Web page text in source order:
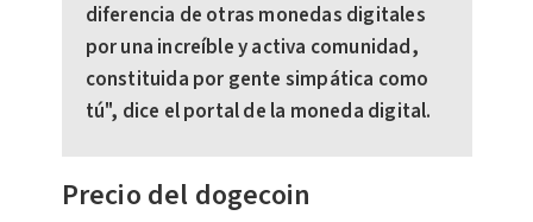
diferencia de otras monedas digitales
por una increíble y activa comunidad,
constituida por gente simpática como
tú", dice el portal de la moneda digital.
Precio del dogecoin